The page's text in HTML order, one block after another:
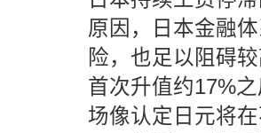
原因，日本金融
险，也足以阻碍
首次升值约17%
场像认定日元将